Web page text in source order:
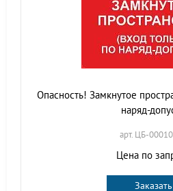
Опасность! Замкнутое
наряд-
арт. ЦБ-
Цена по
Заказать